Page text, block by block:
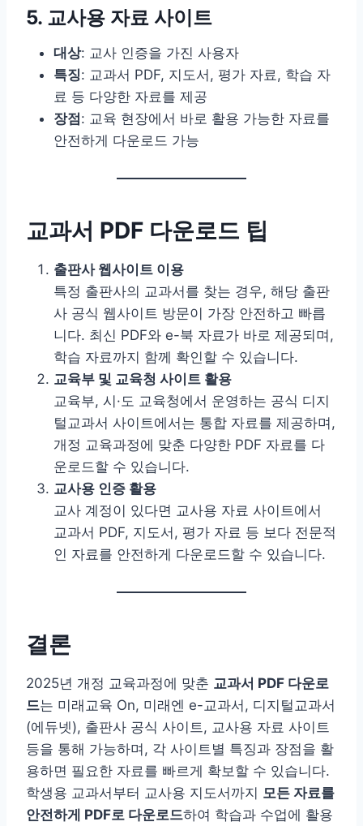
5. 교사용 자료 사이트
대상: 교사 인증을 가진 사용자
특징: 교과서 PDF, 지도서, 평가 자료, 학습 자
료 등 다양한 자료를 제공
장점: 교육 현장에서 바로 활용 가능한 자료를
안전하게 다운로드 가능
교과서 PDF 다운로드 팁
출판사 웹사이트 이용
특정 출판사의 교과서를 찾는 경우, 해당 출판
사 공식 웹사이트 방문이 가장 안전하고 빠릅
니다. 최신 PDF와 e-북 자료가 바로 제공되며,
학습 자료까지 함께 확인할 수 있습니다.
교육부 및 교육청 사이트 활용
교육부, 시·도 교육청에서 운영하는 공식 디지
털교과서 사이트에서는 통합 자료를 제공하며,
개정 교육과정에 맞춘 다양한 PDF 자료를 다
운로드할 수 있습니다.
교사용 인증 활용
교사 계정이 있다면 교사용 자료 사이트에서
교과서 PDF, 지도서, 평가 자료 등 보다 전문적
인 자료를 안전하게 다운로드할 수 있습니다.
결론
2025년 개정 교육과정에 맞춘 교과서 PDF 다운로
드는 미래교육 On, 미래엔 e-교과서, 디지털교과서
(에듀넷), 출판사 공식 사이트, 교사용 자료 사이트
등을 통해 가능하며, 각 사이트별 특징과 장점을 활
용하면 필요한 자료를 빠르게 확보할 수 있습니다.
학생용 교과서부터 교사용 지도서까지 모든 자료를
안전하게 PDF로 다운로드하여 학습과 수업에 활용